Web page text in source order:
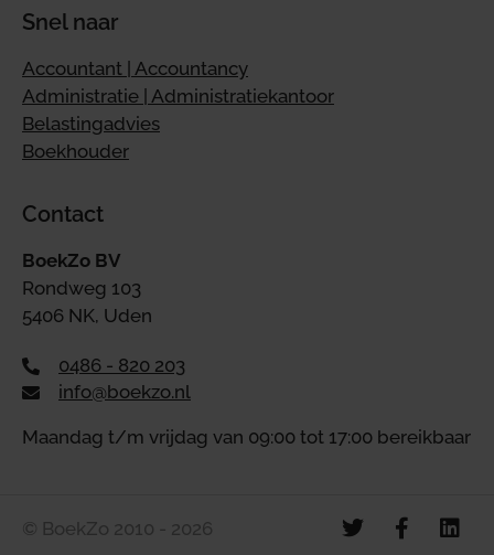
Snel naar
Accountant | Accountancy
Administratie | Administratiekantoor
Belastingadvies
Boekhouder
Contact
BoekZo BV
Rondweg 103
5406 NK, Uden
0486 - 820 203
info@boekzo.nl
Maandag t/m vrijdag van 09:00 tot 17:00 bereikbaar
© BoekZo 2010 - 2026